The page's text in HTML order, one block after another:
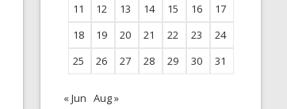
11
12 13 14 15 16
17
18
19 20 21 22 23
24
25
26 27 28 29 30 31
« Jun Aug »